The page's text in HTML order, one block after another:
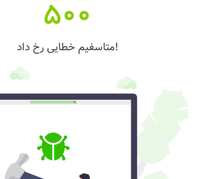
500
متاسفیم خطایی رخ داد!